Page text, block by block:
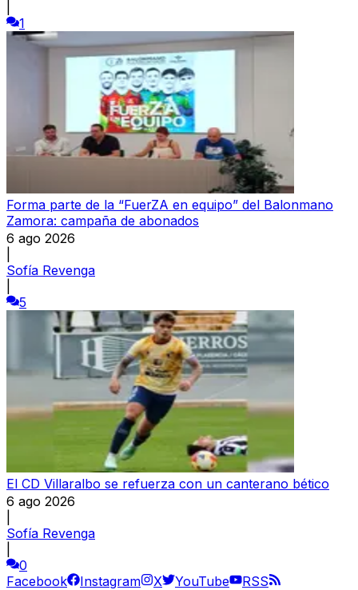
1
Forma parte de la “FuerZA en equipo” del Balonmano
Zamora: campaña de abonados
6 ago 2026
Sofía Revenga
5
El CD Villaralbo se refuerza con un canterano bético
6 ago 2026
Sofía Revenga
0
Facebook
Instagram X YouTube
RSS